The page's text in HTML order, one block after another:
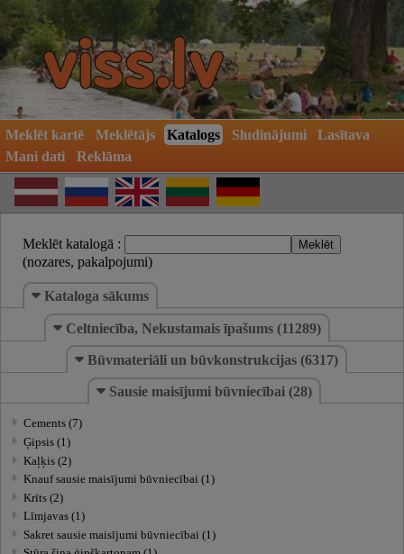
Meklēt kartē Meklētājs Katalogs Sludinājumi
Lasītava
Mani dati
Reklāma
Meklēt katalogā :
(nozares, pakalpojumi)
Kataloga sākums
Celtniecība, Nekustamais īpašums (11289)
Būvmateriāli un būvkonstrukcijas (6317)
Sausie maisījumi būvniecībai (28)
Cements (7)
Ģipsis (1)
Kaļķis (2)
Knauf sausie maisījumi būvniecībai (1)
Krīts (2)
Līmjavas (1)
Sakret sausie maisījumi būvniecībai (1)